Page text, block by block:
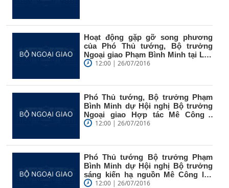
Hoạt động gặp gỡ song phương
của Phó Thủ tướng, Bộ trưởng
Ngoại giao Phạm Bình Minh tại Lào
(ngày...12:00 | 26/07/2016
Phó Thủ tướng, Bộ trưởng Phạm
Bình Minh dự Hội nghị Bộ trưởng
Ngoại giao Hợp tác Mê Công -
Nhật...12:00 | 26/07/2016
Phó Thủ tướng Bộ trưởng Phạm
Bình Minh dự Hội nghị Bộ trưởng
sáng kiến hạ nguồn Mê Công lần
thứ 912:00 | 26/07/2016